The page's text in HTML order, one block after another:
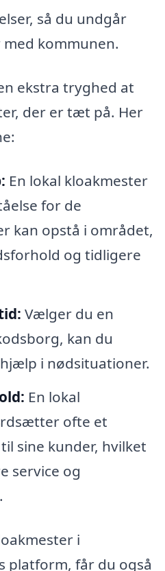
så du undgår
kommunen.
ekstra tryghed at
der er tæt på. Her
En lokal kloakmester
for de
kan opstå i området,
og tidligere
Vælger du en
kan du
i nødsituationer.
En lokal
ofte et
sine kunder, hvilket
service og
i
platform, får du også